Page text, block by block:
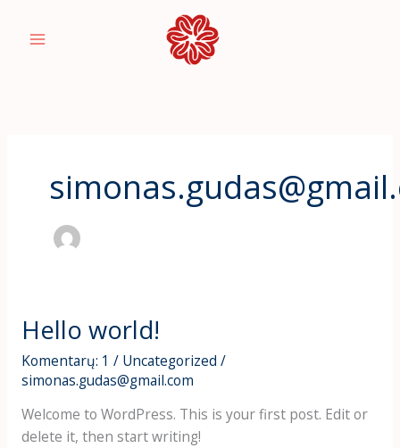
Hello world!
Komentarų: 1 / Uncategorized /
simonas.gudas@gmail.com
Welcome to WordPress. This is your first post. Edit or
delete it, then start writing!